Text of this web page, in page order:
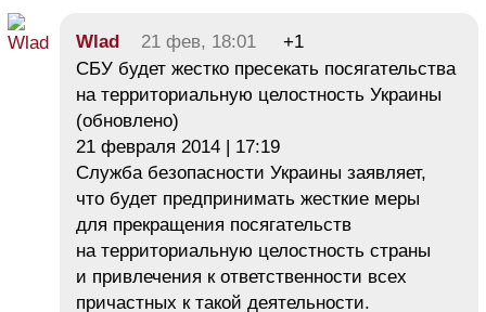
Wlad 21 фев, 18:01
+1
СБУ будет жестко пресекать посягательства
на территориальную целостность Украины
(обновлено)
21 февраля 2014 | 17:19
Служба безопасности Украины заявляет,
что будет предпринимать жесткие меры
для прекращения посягательств
на территориальную целостность страны
и привлечения к ответственности всех
причастных к такой деятельности.